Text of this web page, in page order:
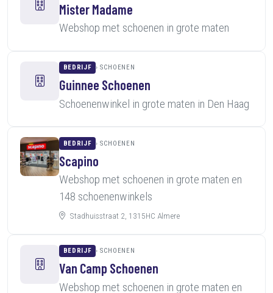
Mister Madame
Webshop met schoenen in grote maten
BEDRIJF SCHOENEN
Guinnee Schoenen
Schoenenwinkel in grote maten in Den Haag
BEDRIJF SCHOENEN
Scapino
Webshop met schoenen in grote maten en
148 schoenenwinkels
Stadhuisstraat 2, 1315HC Almere
BEDRIJF SCHOENEN
Van Camp Schoenen
Webshop met schoenen in grote maten en